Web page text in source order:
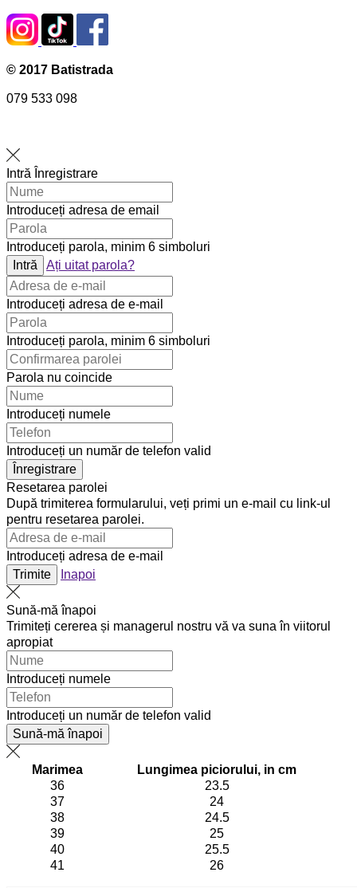
© 2017 Batistrada
079 533 098
Intră Înregistrare
Introduceți adresa de email
Introduceți parola, minim 6 simboluri
Intră
Ați uitat parola?
Introduceți adresa de e-mail
Introduceți parola, minim 6 simboluri
Parola nu coincide
Introduceți numele
Introduceți un număr de telefon valid
Înregistrare
Resetarea parolei
După trimiterea formularului, veți primi un e-mail cu link-ul
pentru resetarea parolei.
Introduceți adresa de e-mail
Trimite
Inapoi
Sună-mă înapoi
Trimiteți cererea și managerul nostru vă va suna în viitorul
apropiat
Introduceți numele
Introduceți un număr de telefon valid
Sună-mă înapoi
Marimea
Lungimea piciorului, in cm
36
23.5
37
24
38
24.5
39
25
40
25.5
41
26